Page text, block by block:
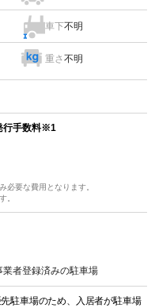
車下不明
重さ不明
行手数料※1
必要な費用となります。
。
業者登録済みの駐車場
駐車場のため、入居者が駐車場